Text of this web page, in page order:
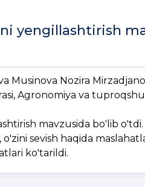
yengillashtirish
Musinova Nozira
Agronomiya va
mavzusida
sevish haqida
ko'tarildi.